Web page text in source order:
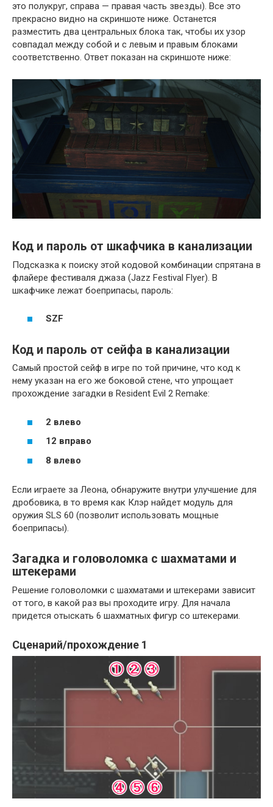
это полукруг, справа — правая часть звезды). Все это
прекрасно видно на скриншоте ниже. Останется
разместить два центральных блока так, чтобы их узор
совпадал между собой и с левым и правым блоками
соответственно. Ответ показан на скриншоте ниже:
Код и пароль от шкафчика в канализации
Подсказка к поиску этой кодовой комбинации спрятана в
флайере фестиваля джаза (Jazz Festival Flyer). В
шкафчике лежат боеприпасы, пароль:
SZF
Код и пароль от сейфа в канализации
Самый простой сейф в игре по той причине, что код к
нему указан на его же боковой стене, что упрощает
прохождение загадки в Resident Evil 2 Remake:
2 влево
12 вправо
8 влево
Если играете за Леона, обнаружите внутри улучшение для
дробовика, в то время как Клэр найдет модуль для
оружия SLS 60 (позволит использовать мощные
боеприпасы).
Загадка и головоломка с шахматами и
штекерами
Решение головоломки с шахматами и штекерами зависит
от того, в какой раз вы проходите игру. Для начала
придется отыскать 6 шахматных фигур со штекерами.
Сценарий/прохождение 1